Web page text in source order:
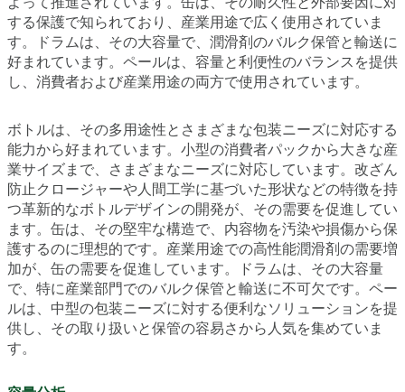
する保護で知られており、産業用途で広く使用されていま
す。ドラムは、その大容量で、潤滑剤のバルク保管と輸送に
好まれています。ペールは、容量と利便性のバランスを提供
し、消費者および産業用途の両方で使用されています。
ボトルは、その多用途性とさまざまな包装ニーズに対応する
能力から好まれています。小型の消費者パックから大きな産
業サイズまで、さまざまなニーズに対応しています。改ざん
防止クロージャーや人間工学に基づいた形状などの特徴を持
つ革新的なボトルデザインの開発が、その需要を促進してい
ます。缶は、その堅牢な構造で、内容物を汚染や損傷から保
護するのに理想的です。産業用途での高性能潤滑剤の需要増
加が、缶の需要を促進しています。ドラムは、その大容量
で、特に産業部門でのバルク保管と輸送に不可欠です。ペー
ルは、中型の包装ニーズに対する便利なソリューションを提
供し、その取り扱いと保管の容易さから人気を集めていま
す。